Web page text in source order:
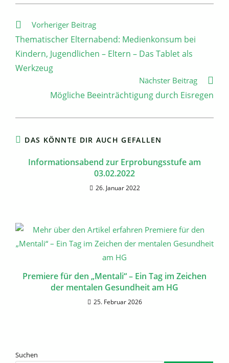
Weitere
Artikel
ansehen
Vorheriger Beitrag
Thematischer Elternabend: Medienkonsum bei
Kindern, Jugendlichen – Eltern – Das Tablet als
Werkzeug
Nächster Beitrag
Mögliche Beeinträchtigung durch Eisregen
DAS KÖNNTE DIR AUCH GEFALLEN
Informationsabend zur Erprobungsstufe am
03.02.2022
26. Januar 2022
Premiere für den „Mentali“ – Ein Tag im Zeichen
der mentalen Gesundheit am HG
25. Februar 2026
Suchen